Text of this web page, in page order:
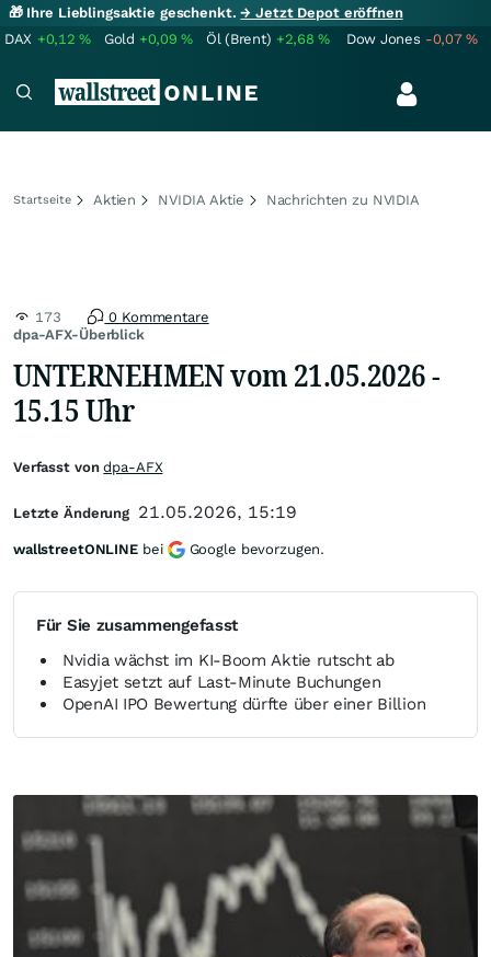
🎁 Ihre Lieblingsaktie geschenkt.→ Jetzt Depot eröffnen
DAX +0,12% Gold +0,09% Öl (Brent) +2,68% Dow Jones -0,07%
Startseite Aktien NVIDIA Aktie Nachrichten zu NVIDIA
dpa-AFX-Überblick
173 0 Kommentare
UNTERNEHMEN vom 21.05.2026 -
15.15 Uhr
Für Sie zusammengefasst
Nvidia wächst im KI-Boom Aktie rutscht ab
Easyjet setzt auf Last-Minute Buchungen
OpenAI IPO Bewertung dürfte über einer Billion
Verfasst vondpa-AFX
Letzte Änderung 21.05.2026, 15:19
wallstreetONLINE bei Google bevorzugen.